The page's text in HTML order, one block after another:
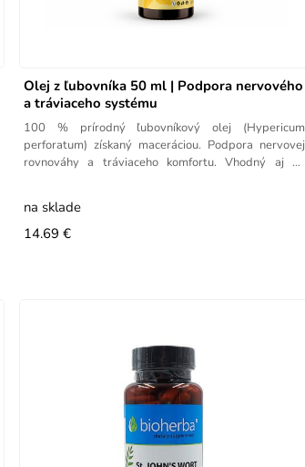
Olej z ľubovníka 50 ml | Podpora nervového
a tráviaceho systému
100 % prírodný ľubovníkový olej (Hypericum
perforatum) získaný maceráciou. Podpora nervovej
rovnováhy a tráviaceho komfortu. Vhodný aj na
na sklade
14.69 €